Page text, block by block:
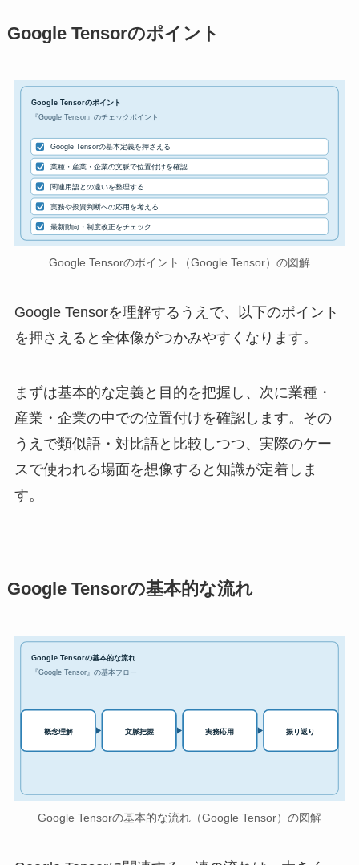
Google Tensorのポイント
Google Tensorのポイント
『Google Tensor』のチェックポイント
Google Tensorの基本定義を押さえる
業種・産業・企業の文脈で位置付けを確認
関連用語との違いを整理する
実務や投資判断への応用を考える
最新動向・制度改正をチェック
Google Tensorのポイント（Google Tensor）の図解
Google Tensorを理解するうえで、以下のポイント
を押さえると全体像がつかみやすくなります。
まずは基本的な定義と目的を把握し、次に業種・
産業・企業の中での位置付けを確認します。その
うえで類似語・対比語と比較しつつ、実際のケー
スで使われる場面を想像すると知識が定着しま
す。
Google Tensorの基本的な流れ
Google Tensorの基本的な流れ
『Google Tensor』の基本フロー
概念理解 文脈把握 実務応用 振り返り
Google Tensorの基本的な流れ（Google Tensor）の図解